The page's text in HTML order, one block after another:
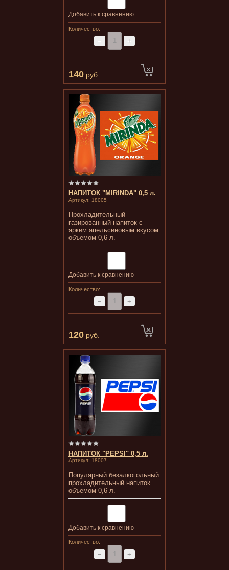
Добавить к сравнению
Количество:
− +
140 руб.
НАПИТОК "MIRINDA" 0,5 л.
Артикул: 18005
Прохладительный
газированный напиток с
ярким апельсиновым вкусом
объемом 0,6 л.
Добавить к сравнению
Количество:
− +
120 руб.
НАПИТОК "PEPSI" 0,5 л.
Артикул: 18007
Популярный безалкогольный
прохладительный напиток
объемом 0,6 л.
Добавить к сравнению
Количество:
− +